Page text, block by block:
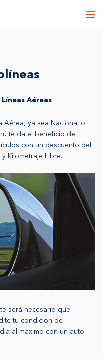
Aéreas
Aérea, ya sea Nacional o
te da el beneficio de
con un descuento del
Kilometraje Libre.
será necesario que
tu condición de
al máximo con un auto